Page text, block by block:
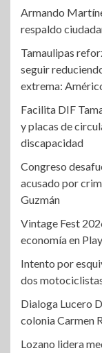
Armando
respaldo
Tamaulipas
seguir
extrema:
Facilita DIF
y placas de
discapacidad
Congreso
acusado por
Guzmán
Vintage Fest
economía en
Intento por
dos
Dialoga Lucero
colonia Carmen
Lozano lidera